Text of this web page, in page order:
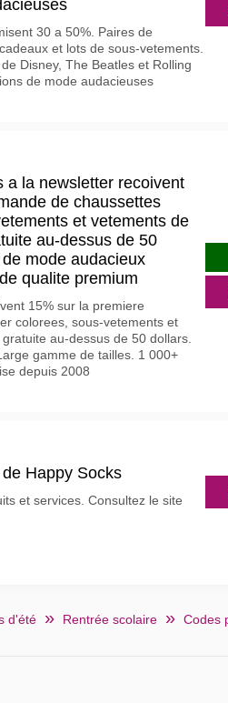
30 a 50%. Paires de
et lots de sous-vetements.
Disney, The Beatles et Rolling
de mode audacieuses
a la newsletter recoivent
de chaussettes
et vetements de
au-dessus de 50
mode audacieux
qualite premium
15% sur la premiere
colorees, sous-vetements et
au-dessus de 50 dollars.
gamme de tailles. 1 000+
depuis 2008
Happy Socks
et services. Consultez le site
d'été Rentrée scolaire Codes